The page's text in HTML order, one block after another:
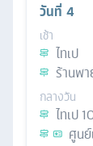
วันที่ 4
เช้า
ไทเป
ร้านพ
กลางวัน
ไทเป
ศูน